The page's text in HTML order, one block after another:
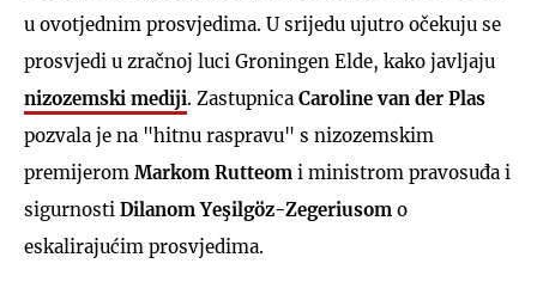
u ovotjednim prosvjedima. U srijedu ujutro očekuju se
prosvjedi u zračnoj luci Groningen Elde, kako javljaju
nizozemski mediji. Zastupnica Caroline van der Plas
pozvala je na "hitnu raspravu" s nizozemskim
premijerom Markom Rutteom i ministrom pravosuđa i
sigurnosti Dilanom Yeşilgöz-Zegeriusom o
eskalirajućim prosvjedima.